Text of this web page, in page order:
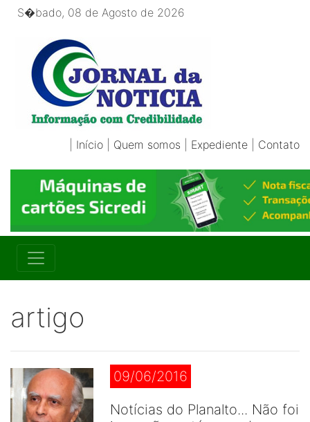
S�bado, 08 de Agosto de 2026
Início Quem somos Expediente Contato
artigo
09/06/2016
Notícias do Planalto... Não foi